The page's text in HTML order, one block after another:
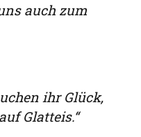
auch zum
ihr Glück,
Glatteis.“